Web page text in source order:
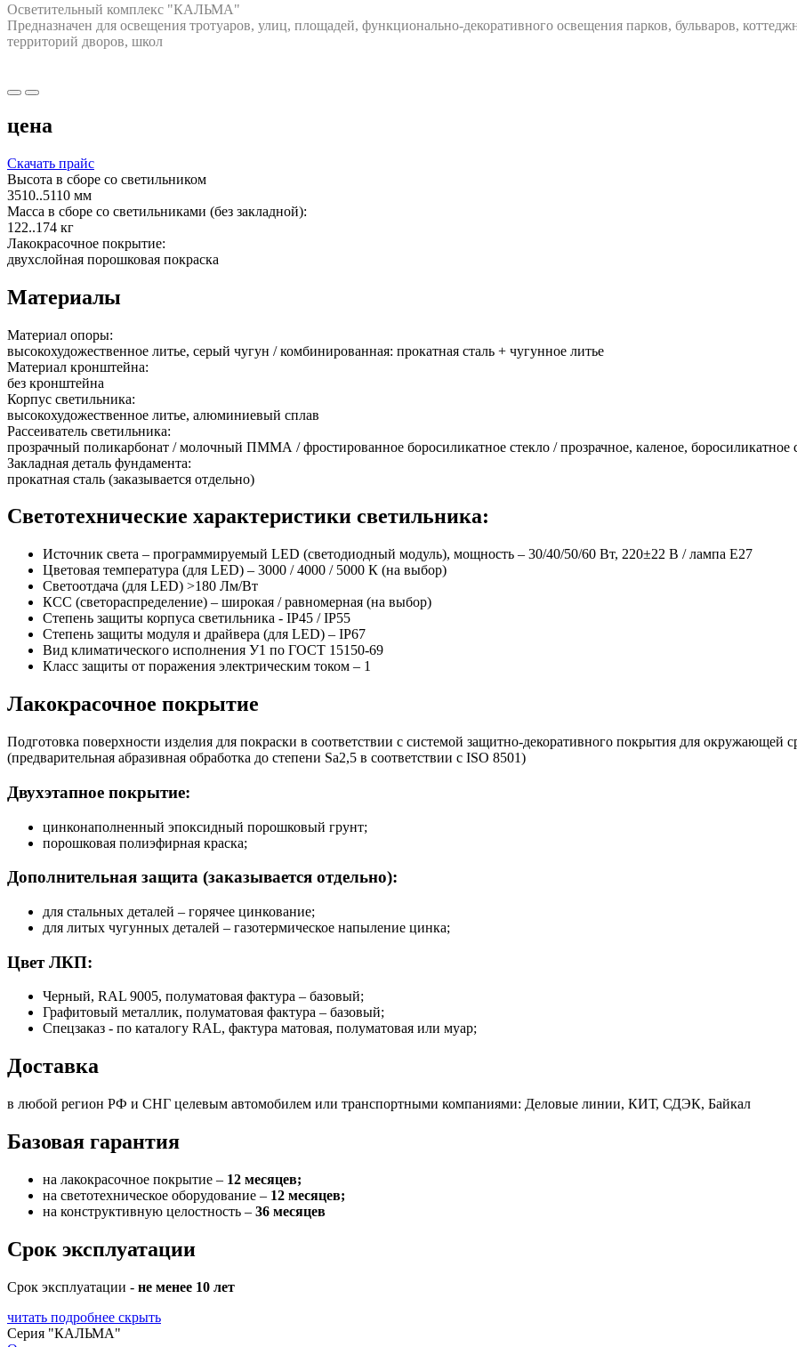
Осветительный комплекс "КАЛЬМА"
Предназначен для освещения тротуаров, улиц, площадей, функционально-декоративного освещения парков, бульваров,
территорий дворов, школ
цена
Скачать прайс
Высота в сборе со светильником
3510..5110 мм
Масса в сборе со светильниками (без закладной):
122..174 кг
Лакокрасочное покрытие:
двухслойная порошковая покраска
Материалы
Материал опоры:
высокохудожественное литье, серый чугун / комбинированная: прокатная сталь + чугунное литье
Материал кронштейна:
без кронштейна
Корпус светильника:
высокохудожественное литье, алюминиевый сплав
Рассеиватель светильника:
прозрачный поликарбонат / молочный ПММА / фростированное боросиликатное стекло / прозрачное, каленое, боросиликатное
Закладная деталь фундамента:
прокатная сталь (заказывается отдельно)
Светотехнические характеристики светильника:
Источник света – программируемый LED (светодиодный модуль), мощность – 30/40/50/60 Вт, 220±22 В / лампа E27
Цветовая температура (для LED) – 3000 / 4000 / 5000 К (на выбор)
Светоотдача (для LED) >180 Лм/Вт
КСС (светораспределение) – широкая / равномерная (на выбор)
Степень защиты корпуса светильника - IP45 / IP55
Степень защиты модуля и драйвера (для LED) – IP67
Вид климатического исполнения У1 по ГОСТ 15150-69
Класс защиты от поражения электрическим током – 1
Лакокрасочное покрытие
Подготовка поверхности изделия для покраски в соответствии с системой защитно-декоративного покрытия для окружающей
(предварительная абразивная обработка до степени Sa2,5 в соответствии с ISO 8501)
Двухэтапное покрытие:
цинконаполненный эпоксидный порошковый грунт;
порошковая полиэфирная краска;
Дополнительная защита (заказывается отдельно):
для стальных деталей – горячее цинкование;
для литых чугунных деталей – газотермическое напыление цинка;
Цвет ЛКП:
Черный, RAL 9005, полуматовая фактура – базовый;
Графитовый металлик, полуматовая фактура – базовый;
Спецзаказ - по каталогу RAL, фактура матовая, полуматовая или муар;
Доставка
в любой регион РФ и СНГ целевым автомобилем или транспортными компаниями: Деловые линии, КИТ, СДЭК, Байкал
Базовая гарантия
на лакокрасочное покрытие – 12 месяцев;
на светотехническое оборудование – 12 месяцев;
на конструктивную целостность – 36 месяцев
Срок эксплуатации
Срок эксплуатации - не менее 10 лет
читать подробнее скрыть
Серия "КАЛЬМА"